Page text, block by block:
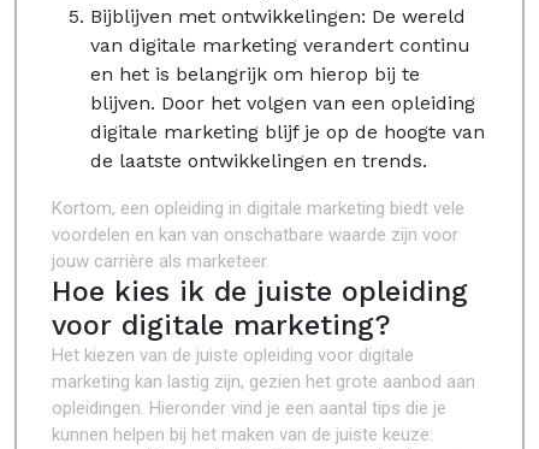
Bijblijven met ontwikkelingen: De wereld
van digitale marketing verandert continu
en het is belangrijk om hierop bij te
blijven. Door het volgen van een opleiding
digitale marketing blijf je op de hoogte van
de laatste ontwikkelingen en trends.
Kortom, een opleiding in digitale marketing biedt vele
voordelen en kan van onschatbare waarde zijn voor
jouw carrière als marketeer.
Hoe kies ik de juiste opleiding
voor digitale marketing?
Het kiezen van de juiste opleiding voor digitale
marketing kan lastig zijn, gezien het grote aanbod aan
opleidingen. Hieronder vind je een aantal tips die je
kunnen helpen bij het maken van de juiste keuze: